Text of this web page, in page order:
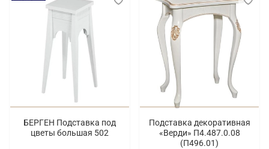
БЕРГЕН Подставка под
цветы большая 502
Подставка декоративная
«Верди» П4.487.0.08
(П496.01)